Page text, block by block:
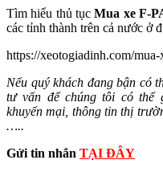
Tìm hiểu thủ tụcMua xe F-
các tỉnh thành trên cả nước ở
https://xeotogiadinh.com/
Nếu quý khách đang bận có
tư vấn để chúng tôi có thể
khuyến mại, thông tin thị
…..
Gửi tin nhắn TẠI ĐÂY